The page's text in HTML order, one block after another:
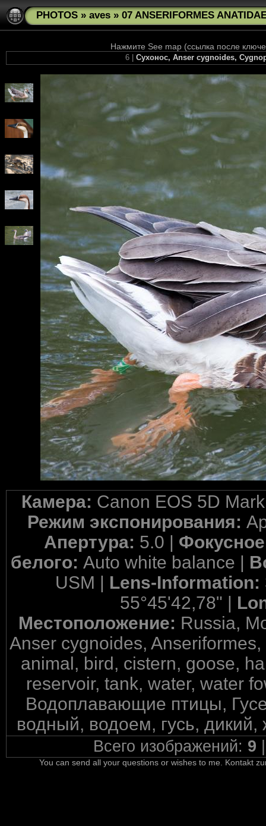
PHOTOS » aves » 07 ANSERIFORMES
Нажмите See map (ссылка после
6 | Сухонос, Anser cygnoides,
Камера: Canon EOS 5D
Режим экспонирования:
Апертура: 5.0 |
белого:Auto white balance |
USM | Lens-Information:
55°45'42,78" |
Местоположение: Russia,
Anser cygnoides,
animal, bird, cistern, goose,
reservoir, tank, water, water
Водоплавающие птицы,
водный, водоем, гусь,
Всего изображений: 9
You can send all your questions or wishes to me. Kontakt